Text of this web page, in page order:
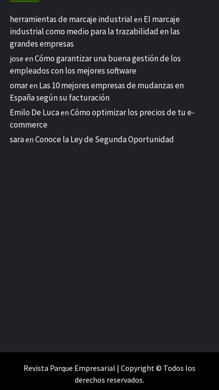
herramientas de marcaje industrial en El marcaje
industrial como medio para la trazabilidad en las
grandes empresas
jose en Cómo garantizar una buena gestión de los
empleados con los mejores software
omaren Las 10 mejores empresas de mudanzas en
España según su facturación
Emilo De Lucaen Cómo optimizar los precios de tu e-
commerce
saraen Conoce la Ley de Segunda Oportunidad
Revista Parque Empresarial | Copyright © Todos los
derechos reservados.